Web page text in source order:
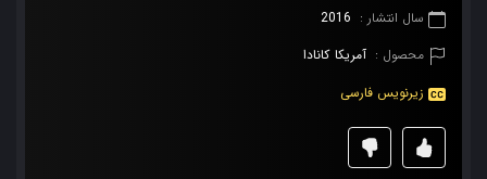
سال انتشار : 2016
محصول : آمریکا کانادا
زیرنویس فارسی